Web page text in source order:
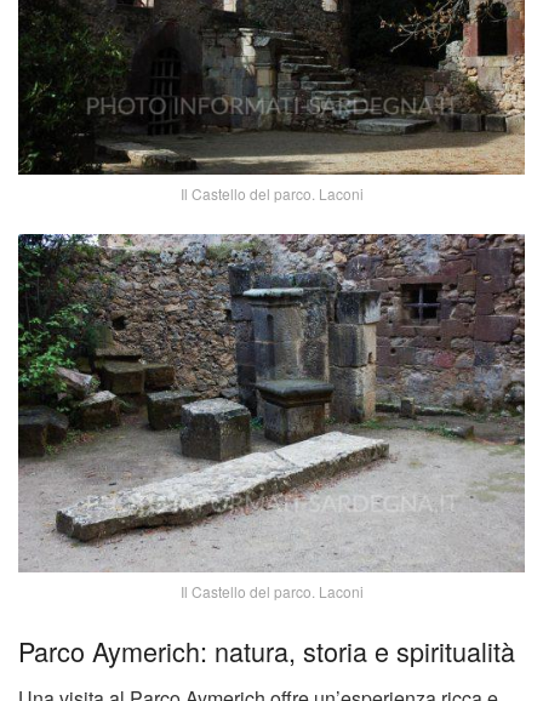
Il Castello del parco. Laconi
Il Castello del parco. Laconi
Parco Aymerich: natura, storia e spiritualità